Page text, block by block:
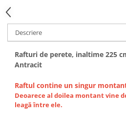
Descriere
Rafturi de perete, inaltime 225
Antracit
Raftul contine un singur
Deoarece al doilea montant vine
leagă între ele.